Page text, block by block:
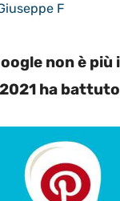
F
non è più
ha